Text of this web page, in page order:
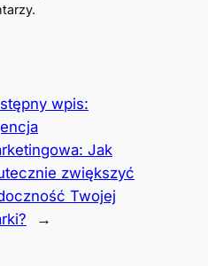
wpis:
Jak
zwiększyć
Twojej
→